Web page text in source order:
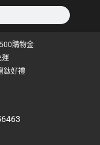
購物金
運
鈦好禮